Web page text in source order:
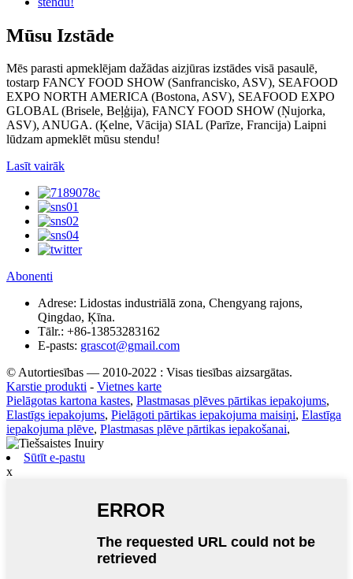
Mūsu Izstāde
Mēs parasti apmeklējam dažādas aizjūras izstādes visā pasaulē,
tostarp FANCY FOOD SHOW (Sanfrancisko, ASV), SEAFOOD
EXPO NORTH AMERICA (Bostona, ASV), SEAFOOD EXPO
GLOBAL (Brisele, Beļģija), FANCY FOOD SHOW (Ņujorka,
ASV), ANUGA. (Ķelne, Vācija) SIAL (Parīze, Francija) Laipni
lūdzam apmeklēt mūsu stendu!
Lasīt vairāk
Abonenti
Adrese: Lidostas industriālā zona, Chengyang rajons,
Qingdao, Ķīna.
Tālr.: +86-13853283162
E-pasts: grascot@gmail.com
© Autortiesības — 2010-2022 : Visas tiesības aizsargātas.
Karstie produkti - Vietnes karte
Pielāgotas kartona kastes, Plastmasas plēves pārtikas iepakojums,
Elastīgs iepakojums, Pielāgoti pārtikas iepakojuma maisiņi, Elastīga
iepakojuma plēve, Plastmasas plēve pārtikas iepakošanai,
Sūtīt e-pastu
x